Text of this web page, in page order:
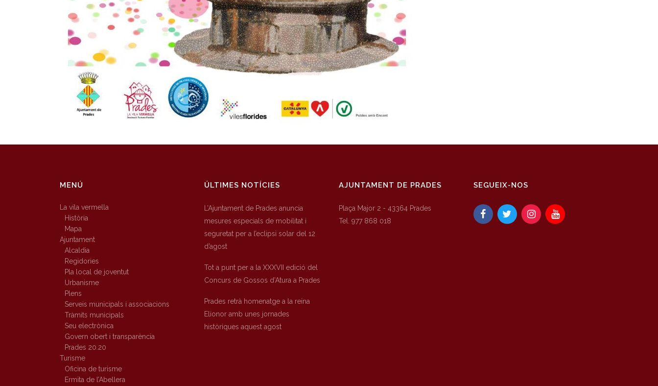
MENÚ
La vila vermella
Història
Mapa
Ajuntament
Alcaldia
Regidories
Pla local de joventut
Urbanisme
Plens
Serveis municipals i associacions
Tràmits municipals
Seu electrònica
Govern obert i transparència
Prades 20.20
Turisme
Oficina de turisme
Ermita de l’Abellera
ÚLTIMES NOTÍCIES
L’Ajuntament de Prades anuncia
mesures especials de mobilitat i
seguretat per a l’eclipsi solar del 12
d’agost
Tot a punt per a la XXXVII edició del
Concurs de Gossos d’Atura a Prades
Prades retrà homenatge a la reina
Elionor amb unes jornades
històriques aquest agost
AJUNTAMENT DE PRADES
Plaça Major 2 - 43364 Prades
Tel. 977 868 018
SEGUEIX-NOS